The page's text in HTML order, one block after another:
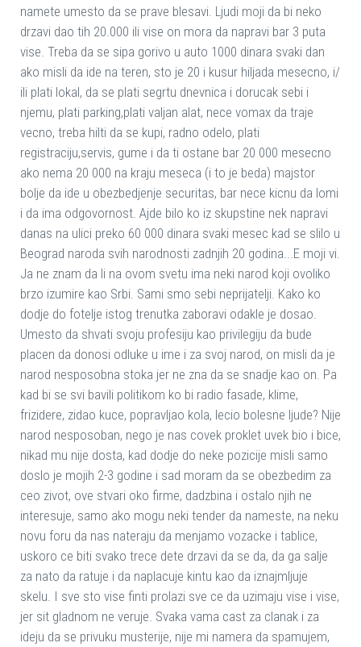
namete umesto da se prave blesavi. Ljudi moji da bi neko
drzavi dao tih 20.000 ili vise on mora da napravi bar 3 puta
vise. Treba da se sipa gorivo u auto 1000 dinara svaki dan
ako misli da ide na teren, sto je 20 i kusur hiljada mesecno, i/
ili plati lokal, da se plati segrtu dnevnica i dorucak sebi i
njemu, plati parking,plati valjan alat, nece vomax da traje
vecno, treba hilti da se kupi, radno odelo, plati
registraciju,servis, gume i da ti ostane bar 20 000 mesecno
ako nema 20 000 na kraju meseca (i to je beda) majstor
bolje da ide u obezbedjenje securitas, bar nece kicnu da lomi
i da ima odgovornost. Ajde bilo ko iz skupstine nek napravi
danas na ulici preko 60 000 dinara svaki mesec kad se slilo u
Beograd naroda svih narodnosti zadnjih 20 godina...E moji vi.
Ja ne znam da li na ovom svetu ima neki narod koji ovoliko
brzo izumire kao Srbi. Sami smo sebi neprijatelji. Kako ko
dodje do fotelje istog trenutka zaboravi odakle je dosao.
Umesto da shvati svoju profesiju kao privilegiju da bude
placen da donosi odluke u ime i za svoj narod, on misli da je
narod nesposobna stoka jer ne zna da se snadje kao on. Pa
kad bi se svi bavili politikom ko bi radio fasade, klime,
frizidere, zidao kuce, popravljao kola, lecio bolesne ljude? Nije
narod nesposoban, nego je nas covek proklet uvek bio i bice,
nikad mu nije dosta, kad dodje do neke pozicije misli samo
doslo je mojih 2-3 godine i sad moram da se obezbedim za
ceo zivot, ove stvari oko firme, dadzbina i ostalo njih ne
interesuje, samo ako mogu neki tender da nameste, na neku
novu foru da nas nateraju da menjamo vozacke i tablice,
uskoro ce biti svako trece dete drzavi da se da, da ga salje
za nato da ratuje i da naplacuje kintu kao da iznajmljuje
skelu. I sve sto vise finti prolazi sve ce da uzimaju vise i vise,
jer sit gladnom ne veruje. Svaka vama cast za clanak i za
ideju da se privuku musterije, nije mi namera da spamujem,